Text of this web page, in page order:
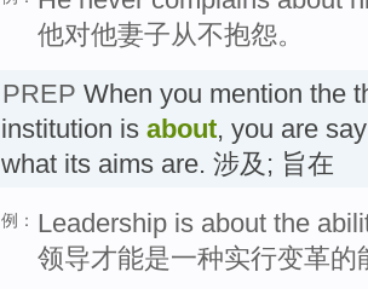
他对他妻子从不抱怨。
PREP When you mention the
institution is about, you are
what its aims are. 涉及; 旨在
例： Leadership is about the
领导才能是一种实行变革的